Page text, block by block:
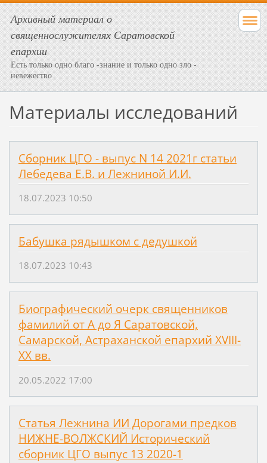
Архивный материал о
священнослужителях Саратовской
епархии
Есть только одно благо -знание и только одно зло -
невежество
Материалы исследований
Сборник ЦГО - выпус N 14 2021г статьи
Лебедева Е.В. и Лежниной И.И.
18.07.2023 10:50
Бабушка рядышком с дедушкой
18.07.2023 10:43
Биографический очерк священников
фамилий от А до Я Саратовской,
Самарской, Астраханской епархий ХVIII-
ХХ вв.
20.05.2022 17:00
Статья Лежнина ИИ Дорогами предков
НИЖНЕ-ВОЛЖСКИЙ Исторический
сборник ЦГО выпус 13 2020-1